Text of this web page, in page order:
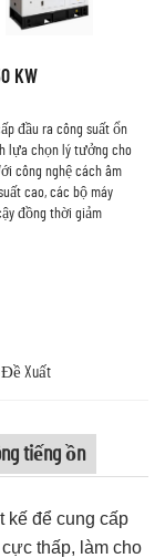
KW
đầu ra công suất ổn
lựa chọn lý tưởng cho
công nghệ cách âm
cao, các bộ máy
đồng thời giảm
Đề Xuất
tiếng ồn
kế để cung cấp
thấp, làm cho